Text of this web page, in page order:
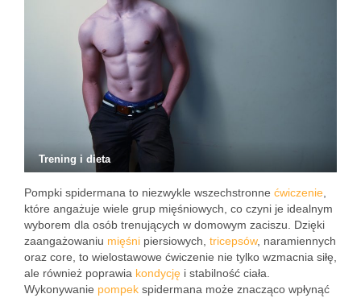
Trening i dieta
Pompki spidermana to niezwykle wszechstronne ćwiczenie
które angażuje wiele grup mięśniowych, co czyni je idealnym
wyborem dla osób trenujących w domowym zaciszu. Dzięki
zaangażowaniu mięśni piersiowych, tricepsów, naramiennych
oraz core, to wielostawowe ćwiczenie nie tylko wzmacnia siłę,
ale również poprawia kondycję i stabilność ciała.
Wykonywanie pompek spidermana może znacząco wpłynąć